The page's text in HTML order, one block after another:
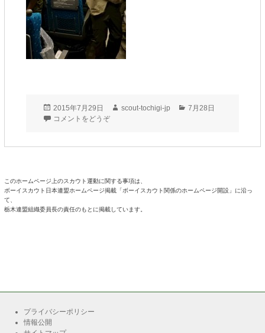
投
稿
2015年7月29日
作
scout-tochigi-jp
カ
ー
7月28日
コメントをどうぞ
このホームページ上のスカウト運動に関する事項は、
ボーイスカウト日本連盟ホームページ掲載「ボーイスカウト関係のホームページ開設 」に沿っ
て、
栃木連盟組織委員長の責任のもとに掲載しています。
プライバシーポリシー
情報公開